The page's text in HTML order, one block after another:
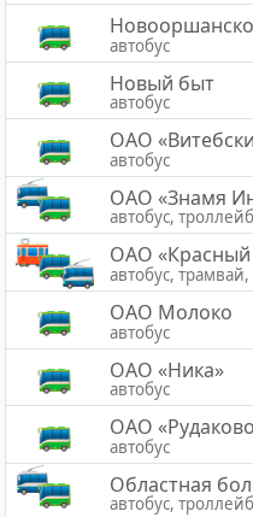
автобус
Новый быт
автобус
ОАО
автобус
ОАО «Знамя
автобус,
ОАО «Красный
автобус,
ОАО Молоко
автобус
ОАО «Ника»
автобус
ОАО
автобус
Областная
автобус,